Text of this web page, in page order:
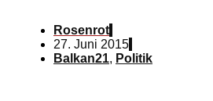
Rosenrot
27. Juni 2015
Balkan21, Politik